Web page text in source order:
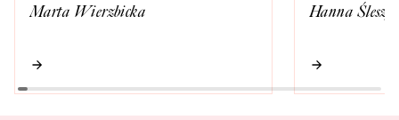
Marta Wierzbicka Hanna